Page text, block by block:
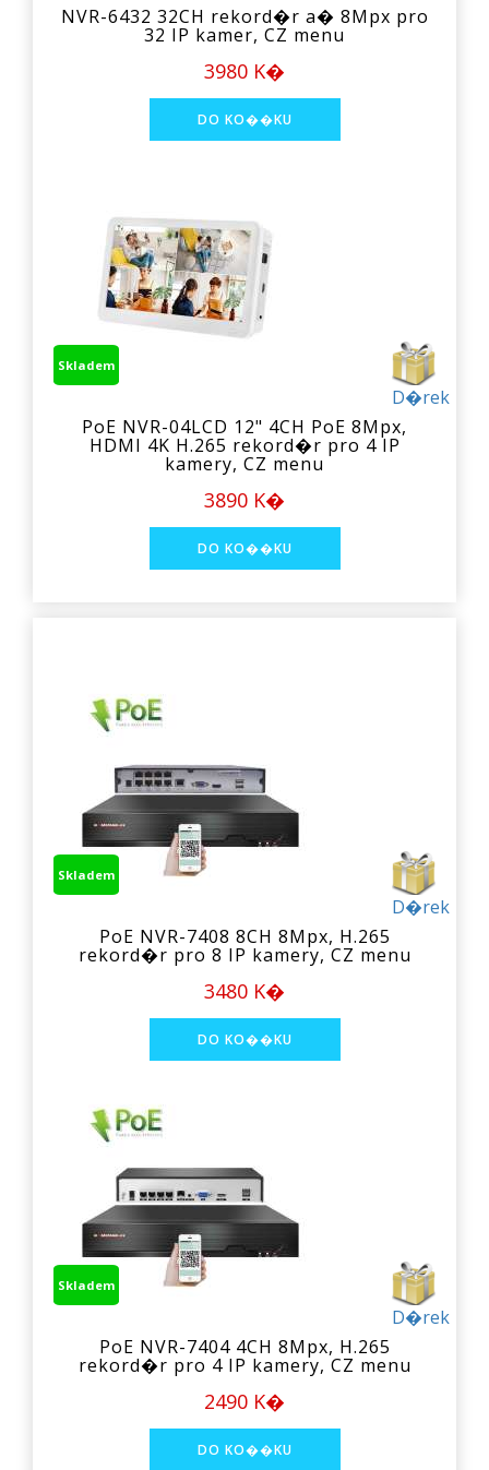
NVR-6432 32CH rekord�r a� 8Mpx pro
32 IP kamer, CZ menu
3980 K�
D�rek
Skladem
PoE NVR-04LCD 12" 4CH PoE 8Mpx,
HDMI 4K H.265 rekord�r pro 4 IP
kamery, CZ menu
3890 K�
D�rek
Skladem
PoE NVR-7408 8CH 8Mpx, H.265
rekord�r pro 8 IP kamery, CZ menu
3480 K�
D�rek
Skladem
PoE NVR-7404 4CH 8Mpx, H.265
rekord�r pro 4 IP kamery, CZ menu
2490 K�